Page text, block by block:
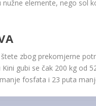
elemente, nego sol
zbog prekomjerne
gubi se čak 200 kg od
fosfata i 23 puta